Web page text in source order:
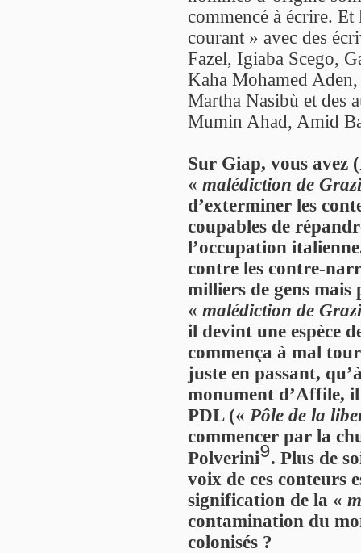
commencé à écrire.
courant » avec des
Fazel, Igiaba Scego,
Kaha Mohamed
Martha Nasibù et des
Mumin Ahad, Amid
Sur Giap, vous avez
« malédiction de
d’exterminer les
coupables de
l’occupation
contre les contre-
milliers de gens mais
« malédiction de
il devint une espèce
commença à mal
juste en passant,
monument d’Affile,
PDL (« Pôle de la
commencer par la
Polverini9. Plus de
voix de ces conteurs
signification de la «
contamination du
colonisés ?